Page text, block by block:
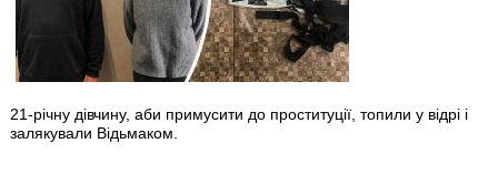
21-річну дівчину, аби примусити до проституції, топили у відрі і
залякували Відьмаком.